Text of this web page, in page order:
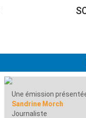
Une émission
Sandrine Morch
Journaliste